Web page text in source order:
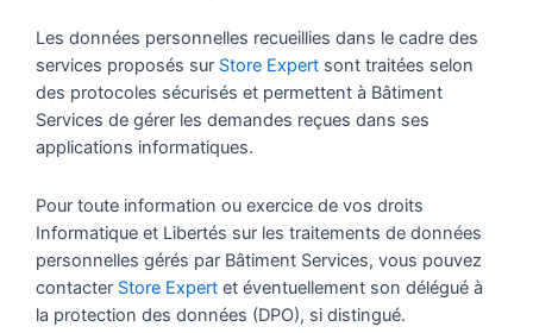
Les données personnelles recueillies dans le cadre des
services proposés sur Store Expert sont traitées selon
des protocoles sécurisés et permettent à Bâtiment
Services de gérer les demandes reçues dans ses
applications informatiques.
Pour toute information ou exercice de vos droits
Informatique et Libertés sur les traitements de données
personnelles gérés par Bâtiment Services, vous pouvez
contacter Store Expert et éventuellement son délégué à
la protection des données (DPO), si distingué.